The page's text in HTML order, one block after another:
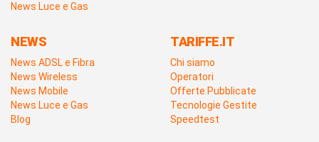
News Luce e Gas
NEWS
News ADSL e Fibra
News Wireless
News Mobile
News Luce e Gas
Blog
TARIFFE.IT
Chi siamo
Operatori
Offerte Pubblicate
Tecnologie Gestite
Speedtest